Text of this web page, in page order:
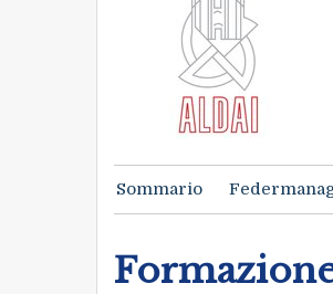
Sommario